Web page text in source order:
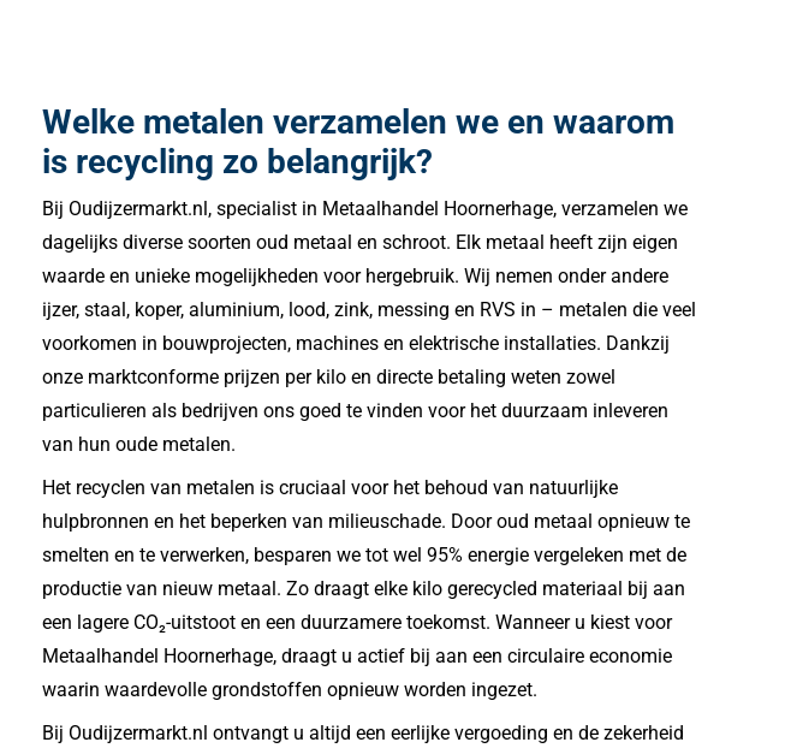
Welke metalen verzamelen we en waarom
is recycling zo belangrijk?
Bij Oudijzermarkt.nl, specialist in Metaalhandel Hoornerhage, verzamelen we
dagelijks diverse soorten oud metaal en schroot. Elk metaal heeft zijn eigen
waarde en unieke mogelijkheden voor hergebruik. Wij nemen onder andere
ijzer, staal, koper, aluminium, lood, zink, messing en RVS in – metalen die veel
voorkomen in bouwprojecten, machines en elektrische installaties. Dankzij
onze marktconforme prijzen per kilo en directe betaling weten zowel
particulieren als bedrijven ons goed te vinden voor het duurzaam inleveren
van hun oude metalen.
Het recyclen van metalen is cruciaal voor het behoud van natuurlijke
hulpbronnen en het beperken van milieuschade. Door oud metaal opnieuw te
smelten en te verwerken, besparen we tot wel 95% energie vergeleken met de
productie van nieuw metaal. Zo draagt elke kilo gerecycled materiaal bij aan
een lagere CO₂-uitstoot en een duurzamere toekomst. Wanneer u kiest voor
Metaalhandel Hoornerhage, draagt u actief bij aan een circulaire economie
waarin waardevolle grondstoffen opnieuw worden ingezet.
Bij Oudijzermarkt.nl ontvangt u altijd een eerlijke vergoeding en de zekerheid